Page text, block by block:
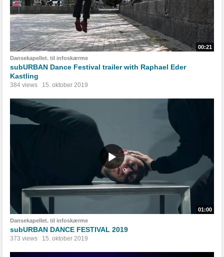
00:21
Dansekapellet. til infoskærme
subURBAN Dance Festival trailer with Raphael Eder
Kastling
384 views 15. oktober 2019
01:00
Dansekapellet. til infoskærme
subURBAN DANCE FESTIVAL 2019
373 views 15. oktober 2019